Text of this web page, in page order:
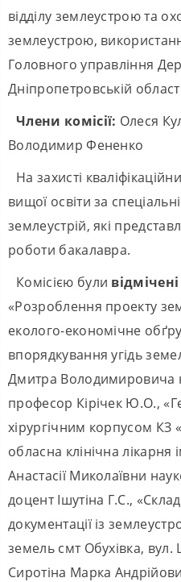
відділу землеустрою та
землеустрою,
Головного управління
Дніпропетровській
Члени комісії: Олеся
Володимир Фененко
На захисті
вищої освіти за
землеустрій, які
роботи бакалавра.
Комісією були
«Розроблення проекту
еколого-економічне
впорядкування угідь
Дмитра Володимировича
професор Кірічек Ю.О.,
хірургічним корпусом КЗ
обласна клінічна
Анастасії Миколаївни
доцент Ішутіна Г.С.,
документації iз
земель смт Обухівка, вул.
Сиротіна Марка